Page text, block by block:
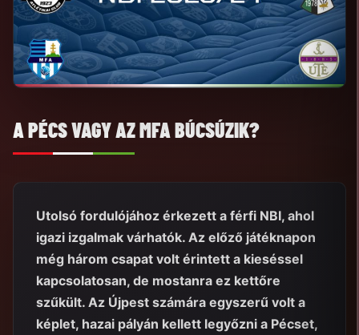
A PÉCS VAGY AZ MFA BÚCSÚZIK?
Utolsó fordulójához érkezett a férfi NBI, ahol
igazi izgalmak várhatók. Az előző játéknapon
még három csapat volt érintett a kieséssel
kapcsolatosan, de mostanra ez kettőre
szűkült. Az Újpest számára egyszerű volt a
képlet, hazai pályán kellett legyőzni a Pécset,